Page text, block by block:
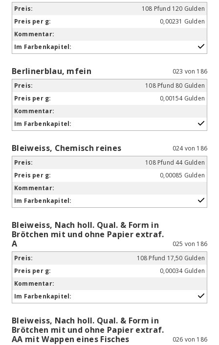
108 Pfund 120 Gulden
0,00231 Gulden
Berlinerblau, mfein
023 von 186
108 Pfund 80 Gulden
0,00154 Gulden
Bleiweiss, Chemisch reines
024 von 186
108 Pfund 44 Gulden
0,00085 Gulden
Bleiweiss, Nach holl. Qual. & Form in
Brötchen mit und ohne Papier extraf.
A
025 von 186
108 Pfund 17,50 Gulden
0,00034 Gulden
Bleiweiss, Nach holl. Qual. & Form in
Brötchen mit und ohne Papier extraf.
AA mit Wappen eines Fisches
026 von 186